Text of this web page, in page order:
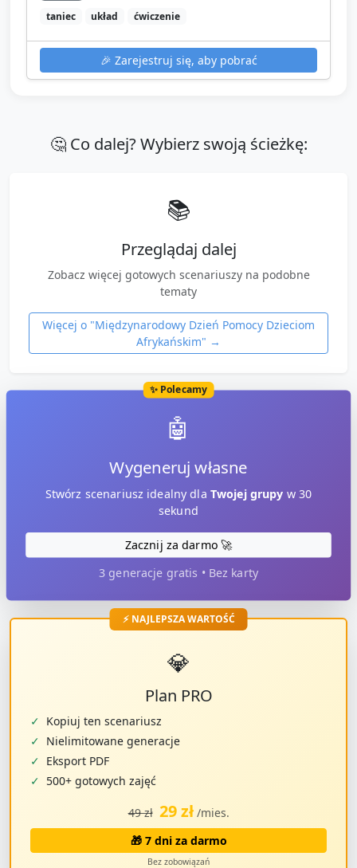
taniec
układ ćwiczenie
🎉 Zarejestruj się, aby pobrać
🤔 Co dalej? Wybierz swoją ścieżkę:
📚
Przeglądaj dalej
Zobacz więcej gotowych scenariuszy na podobne
tematy
Więcej o "Międzynarodowy Dzień Pomocy Dzieciom
Afrykańskim" →
✨ Polecamy
🤖
Wygeneruj własne
Stwórz scenariusz idealny dla Twojej grupy w 30
sekund
Zacznij za darmo 🚀
3 generacje gratis • Bez karty
⚡ NAJLEPSZA WARTOŚĆ
💎
Plan PRO
✓ Kopiuj ten scenariusz
✓ Nielimitowane generacje
✓ Eksport PDF
✓ 500+ gotowych zajęć
49 zł 29 zł /mies.
🎁 7 dni za darmo
Bez zobowiązań